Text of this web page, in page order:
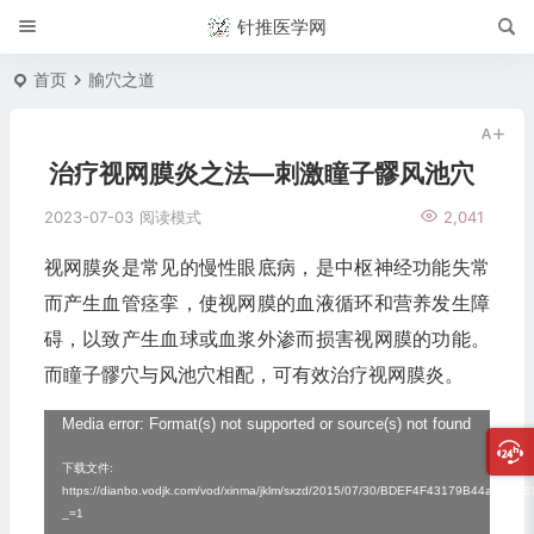
针推医学网
首页 腧穴之道
治疗视网膜炎之法—刺激瞳子髎风池穴
2023-07-03 2,041
阅读模式
视网膜炎是常见的慢性眼底病，是中枢神经功能失常
而产生血管痉挛，使视网膜的血液循环和营养发生障
碍，以致产生血球或血浆外渗而损害视网膜的功能。
而瞳子髎穴与风池穴相配，可有效治疗视网膜炎。
Media error: Format(s) not supported or source(s) not found
下载文件:
https://dianbo.vodjk.com/vod/xinma/jklm/sxzd/2015/07/30/
_=1